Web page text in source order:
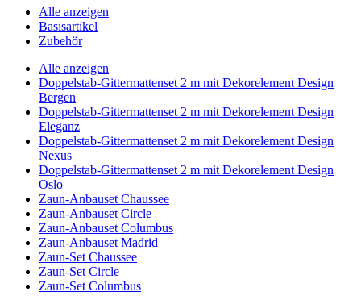
Alle anzeigen
Basisartikel
Zubehör
Alle anzeigen
Doppelstab-Gittermattenset 2 m mit Dekorelement Design
Bergen
Doppelstab-Gittermattenset 2 m mit Dekorelement Design
Eleganz
Doppelstab-Gittermattenset 2 m mit Dekorelement Design
Nexus
Doppelstab-Gittermattenset 2 m mit Dekorelement Design
Oslo
Zaun-Anbauset Chaussee
Zaun-Anbauset Circle
Zaun-Anbauset Columbus
Zaun-Anbauset Madrid
Zaun-Set Chaussee
Zaun-Set Circle
Zaun-Set Columbus